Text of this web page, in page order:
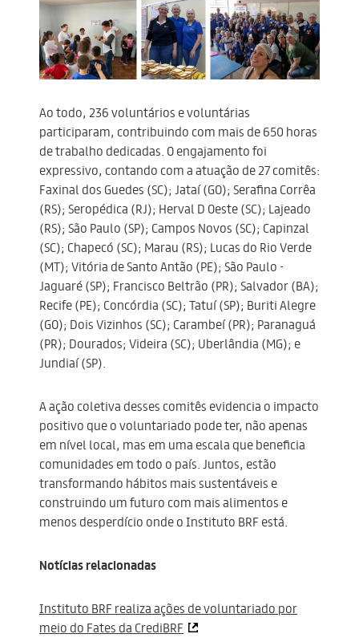
Ao todo, 236 voluntários e voluntárias
participaram, contribuindo com mais de 650 horas
de trabalho dedicadas. O engajamento foi
expressivo, contando com a atuação de 27 comitês:
Faxinal dos Guedes (SC); Jataí (GO); Serafina Corrêa
(RS); Seropédica (RJ); Herval D Oeste (SC); Lajeado
(RS); São Paulo (SP); Campos Novos (SC); Capinzal
(SC); Chapecó (SC); Marau (RS); Lucas do Rio Verde
(MT); Vitória de Santo Antão (PE); São Paulo -
Jaguaré (SP); Francisco Beltrão (PR); Salvador (BA);
Recife (PE); Concórdia (SC); Tatuí (SP); Buriti Alegre
(GO); Dois Vizinhos (SC); Carambeí (PR); Paranaguá
(PR); Dourados; Videira (SC); Uberlândia (MG); e
Jundiaí (SP).
A ação coletiva desses comitês evidencia o impacto
positivo que o voluntariado pode ter, não apenas
em nível local, mas em uma escala que beneficia
comunidades em todo o país. Juntos, estão
transformando hábitos mais sustentáveis e
construindo um futuro com mais alimentos e
menos desperdício onde o Instituto BRF está.
Notícias relacionadas
Instituto BRF realiza ações de voluntariado por
meio do Fates da CrediBRF